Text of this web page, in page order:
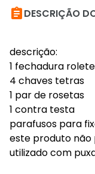
DESCRIÇÃO
descrição:
1 fechadura rolete
4 chaves tetras
1 par de rosetas
1 contra testa
parafusos para
este produto não
utilizado com